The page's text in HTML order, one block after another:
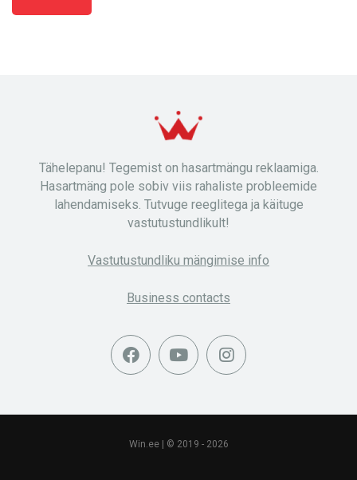
Tähelepanu! Tegemist on hasartmängu reklaamiga.
Hasartmäng pole sobiv viis rahaliste probleemide
lahendamiseks. Tutvuge reeglitega ja käituge
vastutustundlikult!
Vastutustundliku mängimise info
Business contacts
Win.ee | © 2019 - 2026